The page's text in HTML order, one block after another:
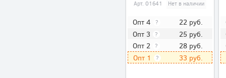
Арт.01641 Нет в наличии
Опт 4 ? 22 руб.
Опт 3 ? 25 руб.
Опт 2 ? 28 руб.
Опт 1 ? 33 руб.